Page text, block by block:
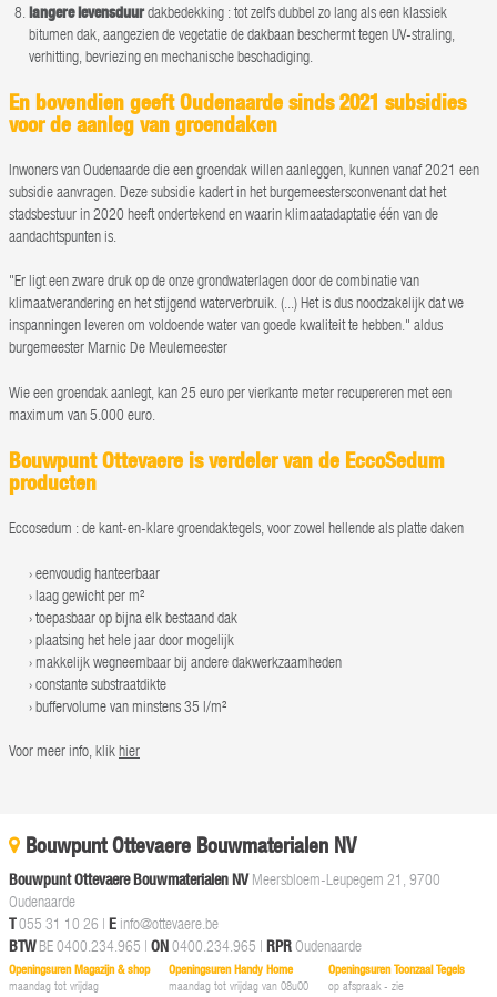
langere levensduurdakbedekking : tot zelfs dubbel zo lang als een klassiek
bitumen dak, aangezien de vegetatie de dakbaan beschermt tegen UV-straling,
verhitting, bevriezing en mechanische beschadiging.
En bovendien geeft Oudenaarde sinds 2021 subsidies
voor de aanleg van groendaken
Inwoners van Oudenaarde die een groendak willen aanleggen, kunnen vanaf 2021 een
subsidie aanvragen. Deze subsidie kadert in het burgemeestersconvenant dat het
stadsbestuur in 2020 heeft ondertekend en waarin klimaatadaptatie één van de
aandachtspunten is.
"Er ligt een zware druk op de onze grondwaterlagen door de combinatie van
klimaatverandering en het stijgend waterverbruik. (...) Het is dus noodzakelijk dat we
inspanningen leveren om voldoende water van goede kwaliteit te hebben." aldus
burgemeester Marnic De Meulemeester
Wie een groendak aanlegt, kan 25 euro per vierkante meter recupereren met een
maximum van 5.000 euro.
Bouwpunt Ottevaere is verdeler van de EccoSedum
producten
Eccosedum : de kant-en-klare groendaktegels, voor zowel hellende als platte daken
eenvoudig hanteerbaar
laag gewicht per m²
toepasbaar op bijna elk bestaand dak
plaatsing het hele jaar door mogelijk
makkelijk wegneembaar bij andere dakwerkzaamheden
constante substraatdikte
buffervolume van minstens 35 l/m²
Voor meer info, klikhier
Bouwpunt Ottevaere Bouwmaterialen NV
Bouwpunt Ottevaere Bouwmaterialen NVMeersbloem-Leupegem 21, 9700
Oudenaarde
T055 31 10 26 | E info@ottevaere.be
BTWBE 0400.234.965 | ON0400.234.965 | RPROudenaarde
Openingsuren Magazijn & shop
maandag tot vrijdag
Openingsuren Handy Home
maandag tot vrijdag van 08u00
Openingsuren Toonzaal Tegels
op afspraak - zie